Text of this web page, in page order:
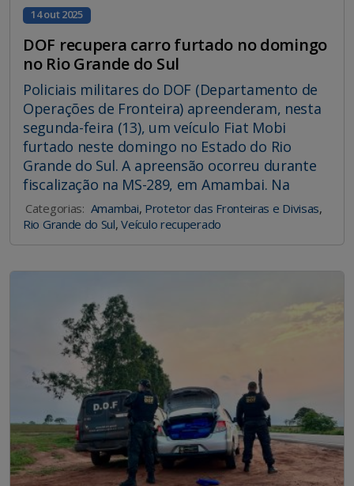
14 out 2025
DOF recupera carro furtado no domingo
no Rio Grande do Sul
Policiais militares do DOF (Departamento de
Operações de Fronteira) apreenderam, nesta
segunda-feira (13), um veículo Fiat Mobi
furtado neste domingo no Estado do Rio
Grande do Sul. A apreensão ocorreu durante
fiscalização na MS-289, em Amambai. Na
Categorias: Amambai, Protetor das Fronteiras e Divisas,
Rio Grande do Sul,Veículo recuperado